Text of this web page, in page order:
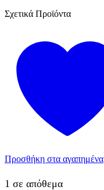
Σχετικά Προϊόντα
Προσθήκη στα αγαπημένα
1 σε απόθεμα